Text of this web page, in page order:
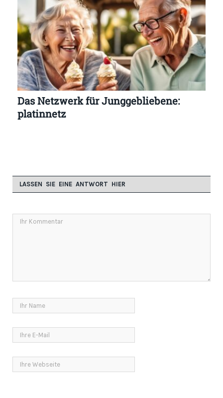
Das Netzwerk für Junggebliebene:
platinnetz
LASSEN SIE EINE ANTWORT HIER